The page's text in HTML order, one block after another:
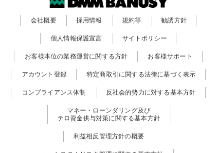
会社概要 採用情報 規約等 勧誘方針
個人情報保護宣言 サイトポリシー
お客様本位の業務運営に関する方針 お客様サポート
アカウント登録 特定商取引に関する法律に基づく表示
コンプライアンス体制 反社会的勢力に対する基本方針
マネー・ローンダリング及び
テロ資金供与対策に関する基本方針
利益相反管理方針の概要